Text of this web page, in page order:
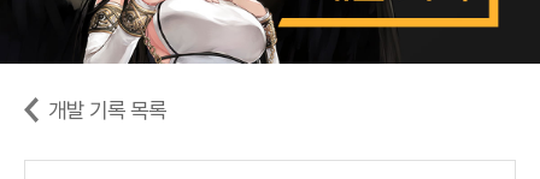
개발 기록 목록